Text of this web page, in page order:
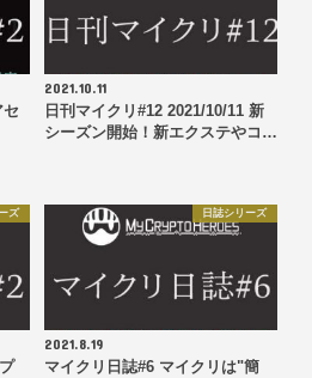
セ
2021.10.11
日刊マイクリ#12 2021/10/11 新
シーズン開始！新エクステやコ…
ズ 日誌シリーズ
2021.8.19
マイクリ日誌#6 マイクリは"簡